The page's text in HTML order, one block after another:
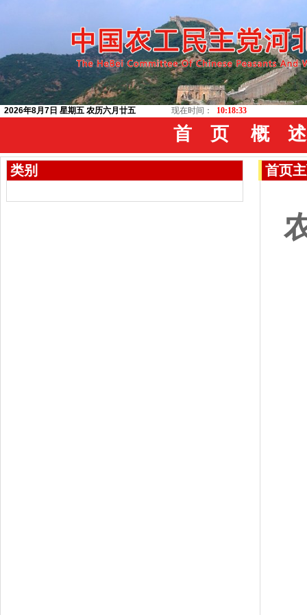
2026年8月7日 星期五 农历六月廿五 现在时间： 10:18:34
首 页 概 述
类别 首页